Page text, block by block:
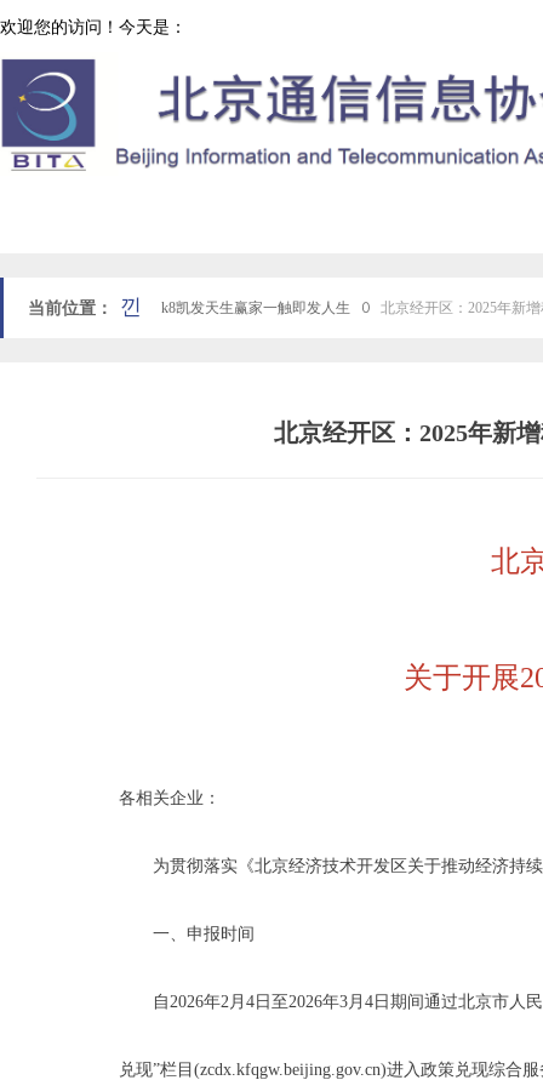
欢迎您的访问！今天是：
当前位置： k8凯发天生赢家一触即发人生 ꄲ 北京经开区：2025年新
낀
北京经开区：2025年新
北
关于开展
各相关企业：
为贯彻落实《北京经济技术开发区关于推动经济持续
一、申报时间
自2026年2月4日至2026年3月4日期间通过北京市人民
兑现”栏目(zcdx.kfqgw.beijing.gov.cn)进入政策兑现综